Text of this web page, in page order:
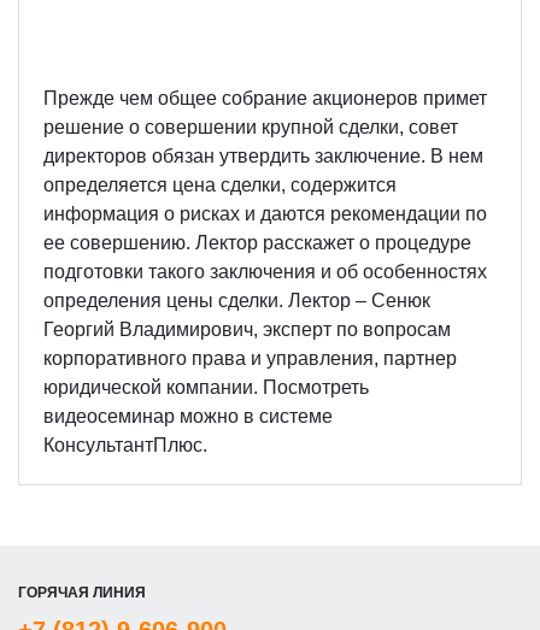
Прежде чем общее собрание акционеров примет
решение о совершении крупной сделки, совет
директоров обязан утвердить заключение. В нем
определяется цена сделки, содержится
информация о рисках и даются рекомендации по
ее совершению. Лектор расскажет о процедуре
подготовки такого заключения и об особенностях
определения цены сделки. Лектор – Сенюк
Георгий Владимирович, эксперт по вопросам
корпоративного права и управления, партнер
юридической компании. Посмотреть
видеосеминар можно в системе
КонсультантПлюс.
ГОРЯЧАЯ ЛИНИЯ